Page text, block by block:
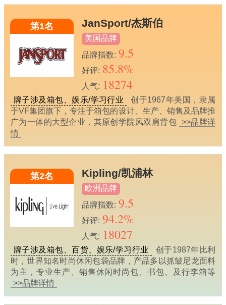
第1名 JanSport/杰斯伯
美国品牌
品牌指数: 9.5
好评: 85.8%
人气: 18274
牌子涉及箱包、娱乐/学习行业
创于1967年美国，隶属
于VF集团旗下，专注于箱包的设计、生产、销售及品牌推
广为一体的大型企业，其原创学院风双肩背包 >>品牌详
情
第2名 Kipling/凯浦林
欧洲品牌
品牌指数: 9.5
好评: 94.2%
人气: 18027
牌子涉及箱包、百货、娱乐/学习行业
创于1987年比利
时，世界知名时尚休闲包袋品牌，产品多以抓皱尼龙面料
为主，专业生产、销售休闲时尚包、书包、及行李箱等
>>品牌详情